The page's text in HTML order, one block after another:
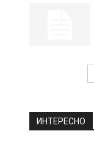
ИНТЕРЕСНО